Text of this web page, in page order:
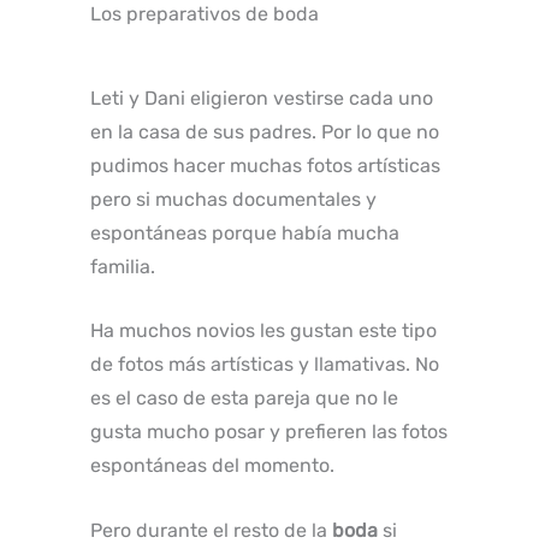
Los preparativos de boda
Leti y Dani eligieron vestirse cada uno
en la casa de sus padres. Por lo que no
pudimos hacer muchas fotos artísticas
pero si muchas documentales y
espontáneas porque había mucha
familia.
Ha muchos novios les gustan este tipo
de fotos más artísticas y llamativas. No
es el caso de esta pareja que no le
gusta mucho posar y prefieren las fotos
espontáneas del momento.
Pero durante el resto de la boda si